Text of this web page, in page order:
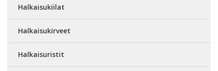
Halkaisukiilat
Halkaisukirveet
Halkaisuristit